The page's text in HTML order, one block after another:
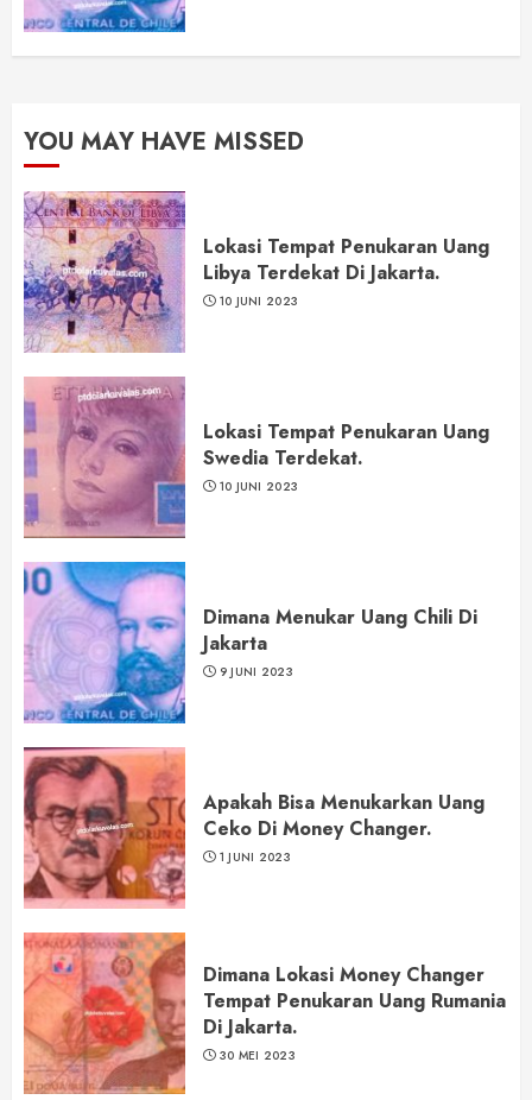
YOU MAY HAVE MISSED
Lokasi Tempat Penukaran Uang
Libya Terdekat Di Jakarta.
10 JUNI 2023
Lokasi Tempat Penukaran Uang
Swedia Terdekat.
10 JUNI 2023
Dimana Menukar Uang Chili Di
Jakarta
9 JUNI 2023
Apakah Bisa Menukarkan Uang
Ceko Di Money Changer.
1 JUNI 2023
Dimana Lokasi Money Changer
Tempat Penukaran Uang Rumania
Di Jakarta.
30 MEI 2023